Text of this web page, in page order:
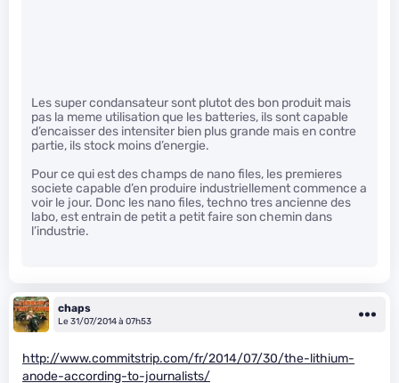
Les super condansateur sont plutot des bon produit mais
pas la meme utilisation que les batteries, ils sont capable
d’encaisser des intensiter bien plus grande mais en contre
partie, ils stock moins d’energie.
Pour ce qui est des champs de nano files, les premieres
societe capable d’en produire industriellement commence a
voir le jour. Donc les nano files, techno tres ancienne des
labo, est entrain de petit a petit faire son chemin dans
l’industrie.
chaps
Le 31/07/2014 à 07h53
http://www.commitstrip.com/fr/2014/07/30/the-lithium-
anode-according-to-journalists/